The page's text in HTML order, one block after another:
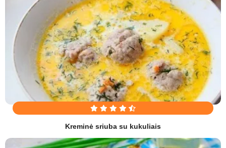
Kreminė sriuba su kukuliais